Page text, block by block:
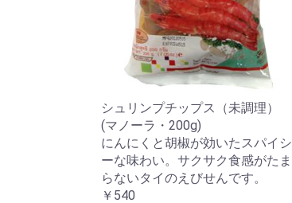
シュリンプチップス（未調理）
(マノーラ・200g)
にんにくと胡椒が効いたスパイシ
ーな味わい。サクサク食感がたま
らないタイのえびせんです。
￥540